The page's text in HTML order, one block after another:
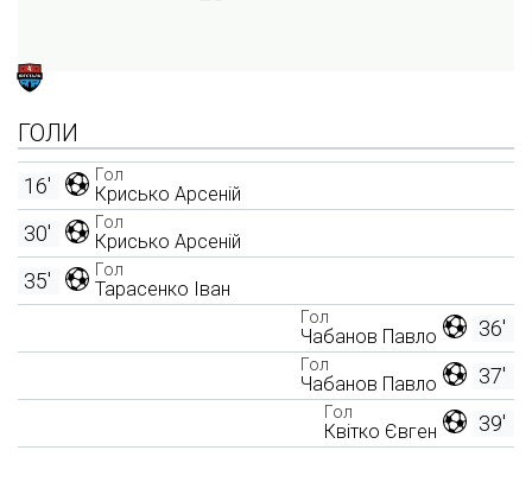
ГОЛИ
Гол
Крисько Арсеній
16'
Гол
Крисько Арсеній
30'
Гол
Тарасенко Іван
35'
36'
Гол
Чабанов Павло
37'
Гол
Чабанов Павло
39'
Гол
Квітко Євген